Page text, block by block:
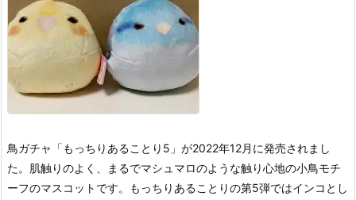
鳥ガチャ「もっちりあることり5」が2022年12月に発売されまし
た。 肌触りのよく、まるでマシュマロのような触り心地の小鳥モチ
ーフのマスコットです。
もっちりあることりの第5弾ではインコとし